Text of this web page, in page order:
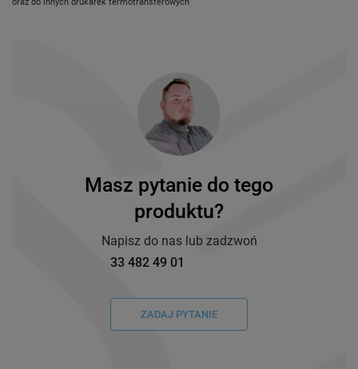
Masz pytanie do tego
produktu?
Napisz do nas lub zadzwoń
33 482 49 01
ZADAJ PYTANIE